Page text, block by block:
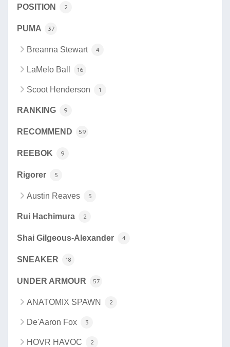
POSITION 2
PUMA 37
Breanna Stewart 4
LaMelo Ball 16
Scoot Henderson 1
RANKING 9
RECOMMEND 59
REEBOK 9
Rigorer 5
Austin Reaves 5
Rui Hachimura 2
Shai Gilgeous-Alexander 4
SNEAKER 18
UNDER ARMOUR 57
ANATOMIX SPAWN 2
De'Aaron Fox 3
HOVR HAVOC 2